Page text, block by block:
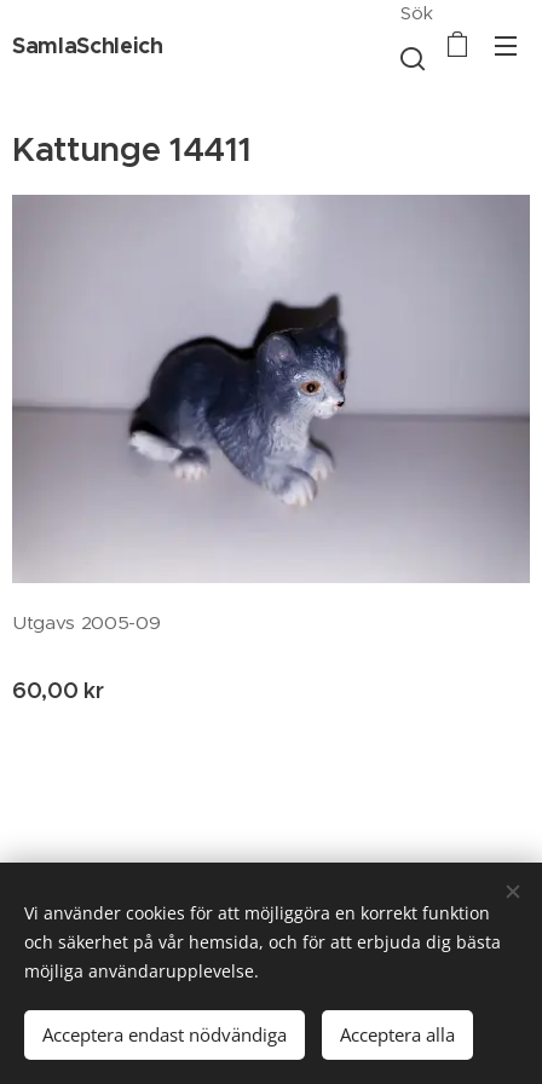
SamlaSchleich
Sök
Kattunge 14411
Utgavs 2005-09
60,00 kr
Lägg i kundvagnen
© 2020 Birgitta Helm, Broestorp 1175, 289 93 Broby
Cookies
Vi använder cookies för att möjliggöra en korrekt funktion
och säkerhet på vår hemsida, och för att erbjuda dig bästa
möjliga användarupplevelse.
Acceptera endast nödvändiga Acceptera alla